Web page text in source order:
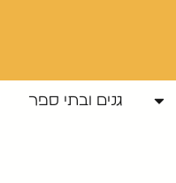
גנים ובתי ספר